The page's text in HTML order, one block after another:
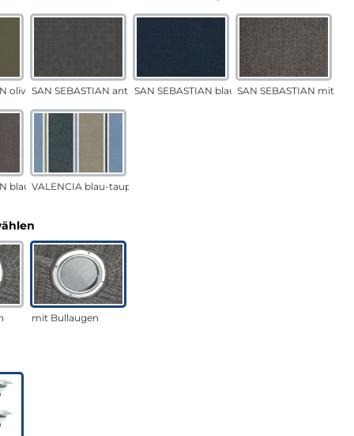
oliv SAN SEBASTIAN anthrazitSAN SEBASTIAN blau SAN SEBASTIAN
blau-sand
VALENCIA blau-taupe
mit Bullaugen